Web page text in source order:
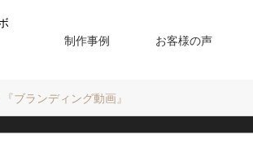
制作事例 お客様の声
ブランディング動画』